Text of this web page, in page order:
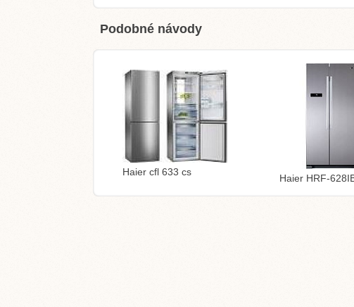
Podobné návody
Haier cfl 633 cs
Haier HRF-